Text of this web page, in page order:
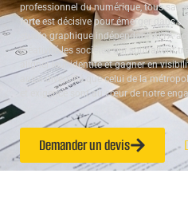
professionnel du numérique, tous
forteest décisive pour émerger dans sa
studio graphique indépendant ALTA
créativité les sociétés qui souhaitent
aligner leur identité et gagner en
aussi diversifié que celui de la
et exigence sont au cœur de notre
Demander un devis